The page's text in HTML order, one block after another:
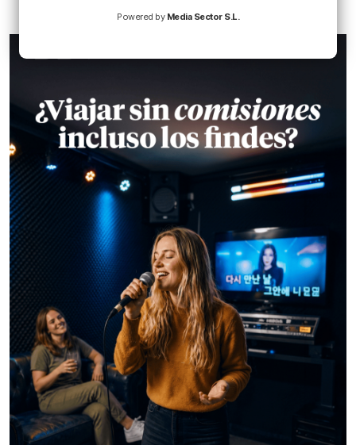
Powered by Media Sector S.L.